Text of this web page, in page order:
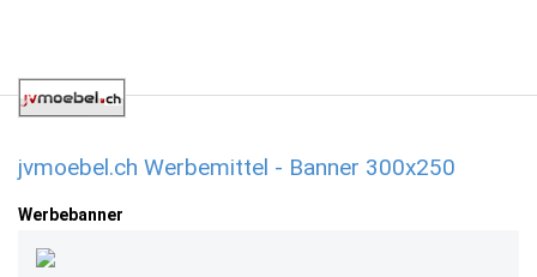
jvmoebel.ch Werbemittel - Banner 300x250
Werbebanner